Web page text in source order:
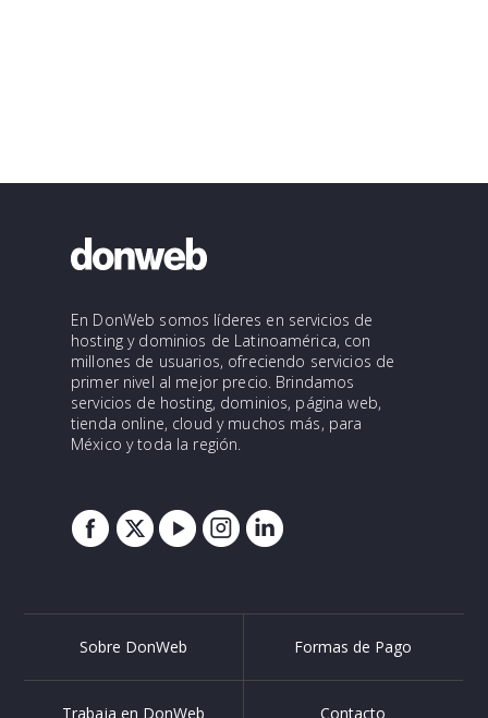
En DonWeb somos líderes en servicios de
hosting y dominios de Latinoamérica, con
millones de usuarios, ofreciendo servicios de
primer nivel al mejor precio. Brindamos
servicios de hosting, dominios, página web,
tienda online, cloud y muchos más, para
México y toda la región.
Sobre DonWeb Formas de Pago
Trabaja en DonWeb Contacto